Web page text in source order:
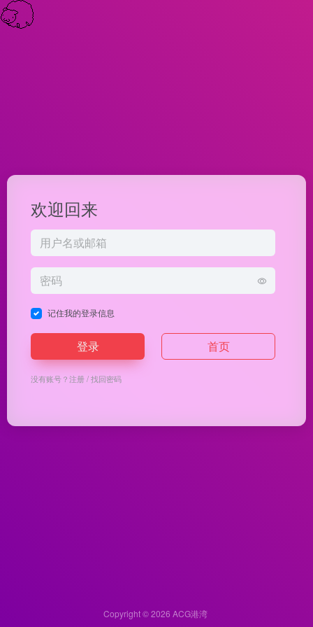
欢迎回来
记住我的登录信息
登录 首页
没有账号？注册/找回密码
Copyright © 2026 ACG港湾